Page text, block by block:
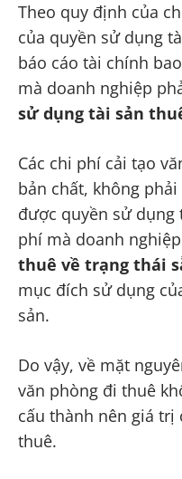
Theo quy định của
của quyền sử dụng
báo cáo tài chính
mà doanh nghiệp
sử dụng tài sản
Các chi phí cải tạo
bản chất, không
được quyền sử dụng
phí mà doanh
thuê về trạng thái
mục đích sử dụng
sản.
Do vậy, về mặt
văn phòng đi thuê
cấu thành nên giá trị
thuê.